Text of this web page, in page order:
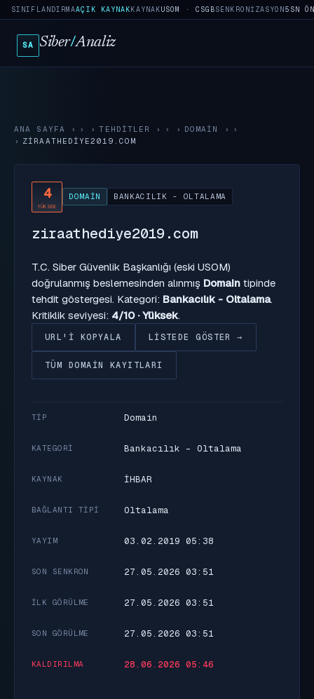
SINIFLANDIRMAAÇIK KAYNAKKAYNAKUSOM · CSGBSENKRONIZASYON5SN
SA Siber/Analiz
ANA SAYFA › TEHDITLER › DOMAIN
›
ZIRAATHEDIYE2019.COM
4
YÜKSEK
DOMAIN BANKACILIK - OLTALAMA
ziraathediye2019.com
T.C. Siber Güvenlik Başkanlığı (eski USOM)
doğrulanmış beslemesinden alınmış Domain tipinde
tehdit göstergesi. Kategori: Bankacılık - Oltalama.
Kritiklik seviyesi: 4/10 · Yüksek.
URL'I KOPYALA LISTEDE GÖSTER →
TÜM DOMAIN KAYITLARI
TIP Domain
KATEGORI Bankacılık - Oltalama
KAYNAK İHBAR
BAĞLANTI TIPI Oltalama
YAYIM 03.02.2019 05:38
SON SENKRON 27.05.2026 03:51
İLK GÖRÜLME 27.05.2026 03:51
SON GÖRÜLME 27.05.2026 03:51
KALDIRILMA 28.06.2026 05:46